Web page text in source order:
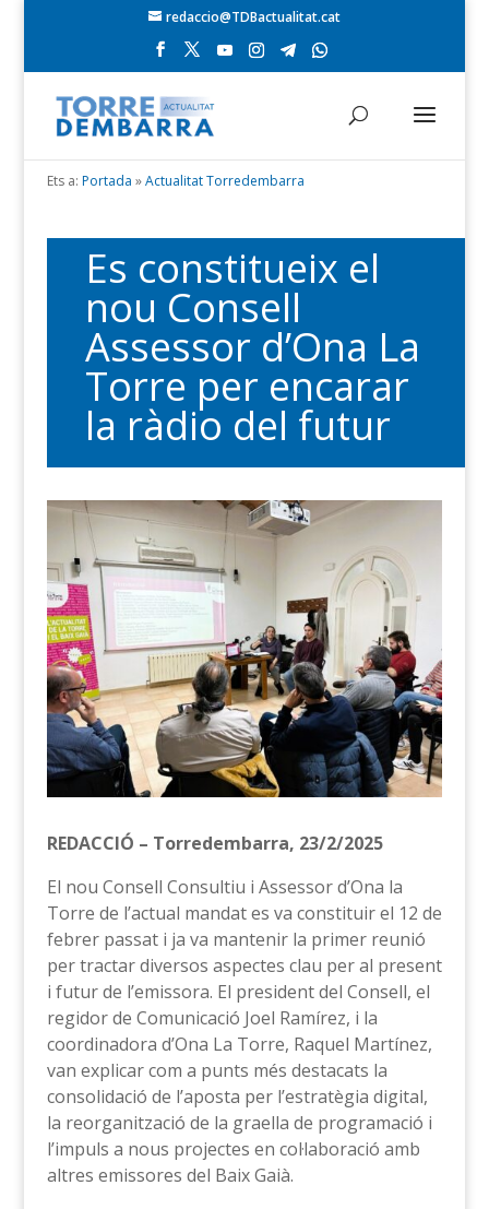
redaccio@TDBactualitat.cat
Ets a: Portada »Actualitat Torredembarra
Es constitueix el
nou Consell
Assessor d’Ona La
Torre per encarar
la ràdio del futur
REDACCIÓ – Torredembarra, 23/2/2025
El nou Consell Consultiu i Assessor d’Ona la
Torre de l’actual mandat es va constituir el 12 de
febrer passat i ja va mantenir la primer reunió
per tractar diversos aspectes clau per al present
i futur de l’emissora. El president del Consell, el
regidor de Comunicació Joel Ramírez, i la
coordinadora d’Ona La Torre, Raquel Martínez,
van explicar com a punts més destacats la
consolidació de l’aposta per l’estratègia digital,
la reorganització de la graella de programació i
l’impuls a nous projectes en col·laboració amb
altres emissores del Baix Gaià.